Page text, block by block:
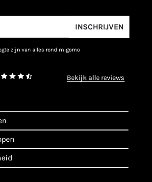
INSCHRIJVEN
zijn van alles rond migomo
bekijk alle reviews